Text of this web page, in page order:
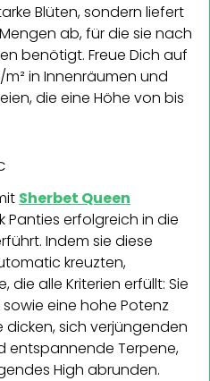
Blüten, sondern liefert
ab, für die sie nach
benötigt. Freue Dich auf
in Innenräumen und
die eine Höhe von bis
Sherbet Queen
Panties erfolgreich in die
Indem sie diese
kreuzten,
die alle Kriterien erfüllt: Sie
eine hohe Potenz
dicken, sich verjüngenden
entspannende Terpene,
High abrunden.